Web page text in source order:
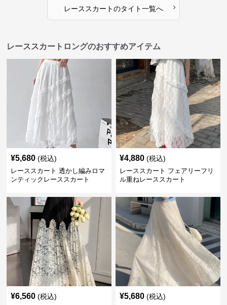
レーススカートのタイト一覧へ ›
レーススカートロングのおすすめアイテム
¥5,680 (税込)
レーススカート 透かし編みロマ
ンティックレーススカート
¥4,880 (税込)
レーススカート フェアリーフリ
ル重ねレーススカート
¥6,560 (税込) ¥5,680 (税込)